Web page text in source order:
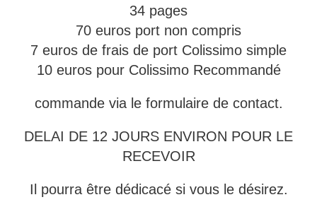
34 pages
70 euros port non compris
7 euros de frais de port Colissimo simple
10 euros pour Colissimo Recommandé
commande via le formulaire de contact.
DELAI DE 12 JOURS ENVIRON POUR LE
RECEVOIR
Il pourra être dédicacé si vous le désirez.